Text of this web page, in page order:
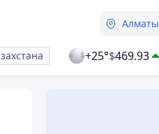
Алматы
+25°$469.93